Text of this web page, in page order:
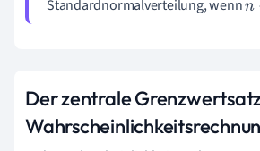
Standardnormalverteilung, wennn
Der zentrale